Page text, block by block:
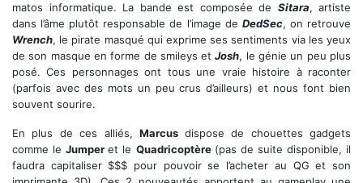
matos informatique. La bande est composée de Sitara, artiste
dans l’âme plutôt responsable de l’image de DedSec, on retrouve
Wrench, le pirate masqué qui exprime ses sentiments via les yeux
de son masque en forme de smileys etJosh, le génie un peu plus
posé. Ces personnages ont tous une vraie histoire à raconter
(parfois avec des mots un peu crus d’ailleurs) et nous font bien
souvent sourire.
En plus de ces alliés,Marcus dispose de chouettes gadgets
comme leJumperet le Quadricoptère (pas de suite disponible, il
faudra capitaliser $$$ pour pouvoir se l’acheter au QG et son